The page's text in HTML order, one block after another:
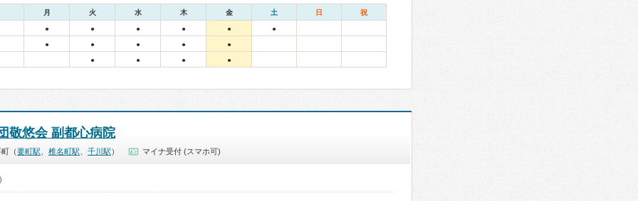
月 火 水 木 金 土 日 祝
● ● ● ● ●
●
●
● ● ●
●
●
● ● ●
敬悠会 副都心病院
（要町駅 椎名町駅 千川駅 ） マイナ受付 (スマホ可)